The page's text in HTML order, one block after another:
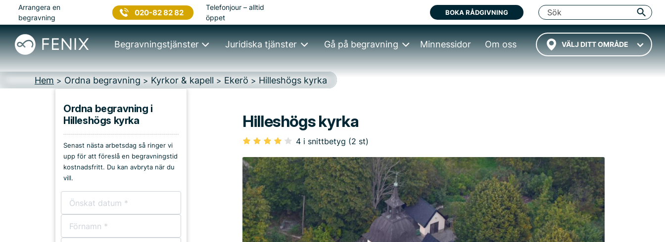
Arrangera en
begravning
020-82 82 82
Telefonjour – alltid
öppet
BOKA RÅDGIVNING
VÄLJ DITT OMRÅDE
Begravningstjänster Juridiska tjänster Gå på begravning Minnessidor Om oss
Hem > Ordna begravning > Kyrkor & kapell > Ekerö > Hilleshögs kyrka
Kyrkor & kapell
Begravningsplatser
Församlingshem
Bårhus
Ordna begravning i
Hilleshögs kyrka
Senast nästa arbetsdag så ringer vi
upp för att föreslå en begravningstid
kostnadsfritt. Du kan avbryta när du
vill.
Hilleshögs kyrka
4 i snittbetyg (2 st)